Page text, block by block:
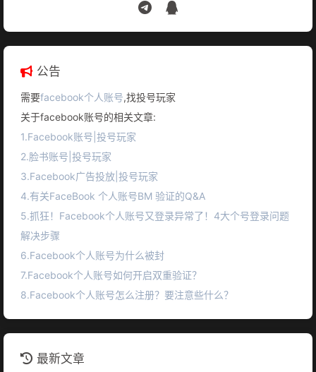
公告
需要facebook个人账号,找投号玩家
关于facebook账号的相关文章:
1.Facebook账号|投号玩家
2.脸书账号|投号玩家
3.Facebook广告投放|投号玩家
4.有关FaceBook 个人账号BM 验证的Q&A
5.抓狂！Facebook个人账号又登录异常了！4大个号登录问题
解决步骤
6.Facebook个人账号为什么被封
7.Facebook个人账号如何开启双重验证？
8.Facebook个人账号怎么注册？要注意些什么？
最新文章